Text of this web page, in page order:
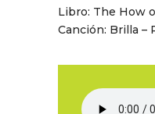
Libro: The How
Canción: Brilla –